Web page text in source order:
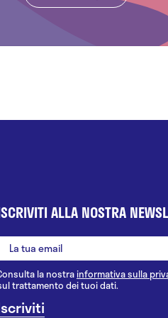
ALLA NOSTRA
la nostrainformativa sulla
trattamento dei tuoi dati.